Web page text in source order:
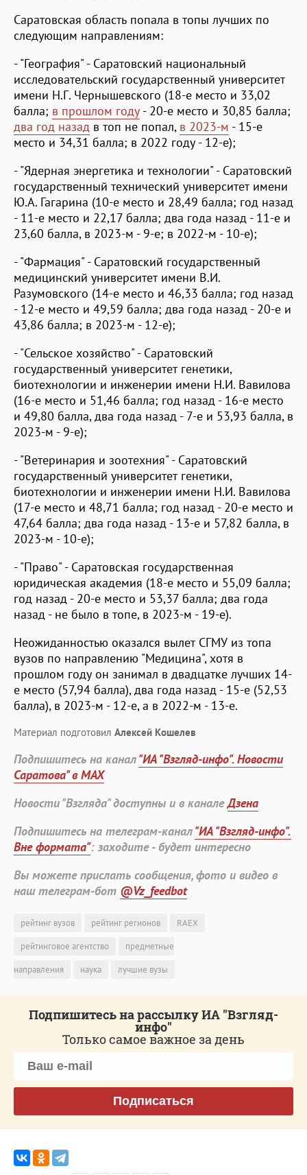
Саратовская область попала в топы лучших по
следующим направлениям:
- "География" - Саратовский национальный
исследовательский государственный университет
имени Н.Г. Чернышевского (18-е место и 33,02
балла; в прошлом году - 20-е место и 30,85 балла;
два год назад в топ не попал, в 2023-м - 15-е
место и 34,31 балла; в 2022 году - 12-е);
- "Ядерная энергетика и технологии" - Саратовский
государственный технический университет имени
Ю.А. Гагарина (10-е место и 28,49 балла; год назад
- 11-е место и 22,17 балла; два года назад - 11-е и
23,60 балла, в 2023-м - 9-е; в 2022-м - 10-е);
- "Фармация" - Саратовский государственный
медицинский университет имени В.И.
Разумовского (14-е место и 46,33 балла; год назад
- 12-е место и 49,59 балла; два года назад - 20-е и
43,86 балла; в 2023-м - 12-е);
- "Сельское хозяйство" - Саратовский
государственный университет генетики,
биотехнологии и инженерии имени Н.И. Вавилова
(16-е место и 51,46 балла; год назад - 16-е место
и 49,80 балла, два года назад - 7-е и 53,93 балла, в
2023-м - 9-е);
- "Ветеринария и зоотехния" - Саратовский
государственный университет генетики,
биотехнологии и инженерии имени Н.И. Вавилова
(17-е место и 48,71 балла; год назад - 20-е место и
47,64 балла; два года назад - 13-е и 57,82 балла, в
2023-м - 10-е);
- "Право" - Саратовская государственная
юридическая академия (18-е место и 55,09 балла;
год назад - 20-е место и 53,37 балла; два года
назад - не было в топе, в 2023-м - 19-е).
Неожиданностью оказался вылет СГМУ из топа
вузов по направлению "Медицина", хотя в
прошлом году он занимал в двадцатке лучших 14-
е место (57,94 балла), два года назад - 15-е (52,53
балла), в 2023-м - 12-е, а в 2022-м - 13-е.
Материал подготовил Алексей Кошелев
Подпишитесь на канал"ИА "Взгляд-инфо". Новости
Саратова" в MAX
Новости "Взгляда" доступны и в каналеДзена
Подпишитесь на телеграм-канал"ИА "Взгляд-инфо".
Вне формата": заходите - будет интересно
Вы можете прислать сообщения, фото и видео в
наш телеграм-бот @Vz_feedbot
рейтинг вузов рейтинг регионов
RAEX
рейтинговое агентство
предметные
направления
наука лучшие вузы
Подпишитесь на рассылку ИА "Взгляд-
инфо"
Только самое важное за день
Подписаться